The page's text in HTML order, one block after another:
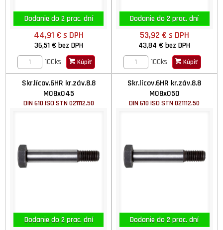
Dodanie do 2 prac. dní
44,91 € s DPH
36,51 € bez DPH
100ks
Kúpiť
Dodanie do 2 prac. dní
53,92 € s DPH
43,84 €bez DPH
100ks
Kúpiť
Skr.lícov.6HR kr.záv.8.8
M08x045
DIN 610 ISO STN 021112.50
Dodanie do 2 prac. dní
Skr.lícov.6HR kr.záv.8.8
M08x050
DIN 610 ISO STN 021112.50
Dodanie do 2 prac. dní